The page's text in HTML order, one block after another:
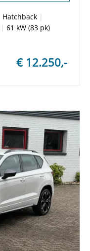
Hatchback |
61 kW (83 pk)
€ 12.250,-